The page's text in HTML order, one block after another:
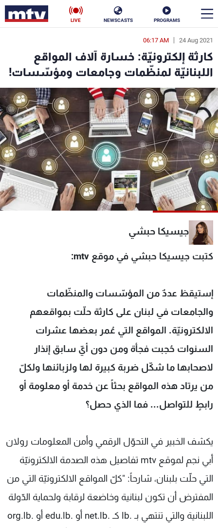
PROGRAMS
NEWSCASTS
LIVE
24 Aug 2021
06:17 AM
كارثة إلكترونيّة: خسارة آلاف المواقع
اللبنانيّة لمنظّمات وجامعات ومؤسّسات!
جيسيكا حبشي
كتبت جيسيكا حبشي في موقع mtv:
إستيقظ عددٌ من المؤسّسات والمنظّمات
والجامعات في لبنان على كارثة حلّت بمواقعهم
الالكترونيّة. المواقع التي عُمر بعضها عشرات
السنوات حُجبت فجأة ومن دون أيّ سابق إنذار
لاصحابها ما شكّل ضربة كبيرة لها ولزبائنها ولكلّ
من يرتاد هذه المواقع بحثاً عن خدمة أو معلومة أو
رابطٍ للتواصل... فما الذي حصل؟
يكشف الخبير في التحوّل الرقمي وأمن المعلومات رولان
أبي نجم لموقع mtv تفاصيل هذه الصدمة الالكترونيّة
التي حلّت بلبنان، شارحاً: "كلّ المواقع الالكترونيّة التي من
المفترض أن تكون لبنانية وخاضعة لرقابة ولحماية الدّولة
اللبنانية والتي تنتهي بـ .lb كـ .net.lb أو .edu.lb أو .org.lb
en
الأخبار
سياسة ناس
إقتصاد فن
منوعات رياضة
كأس العالم
البرامج
شاهد البرامج
الترددات
لاعلاناتكم
شروط الإسـتخدام
سياسة الخصوصية